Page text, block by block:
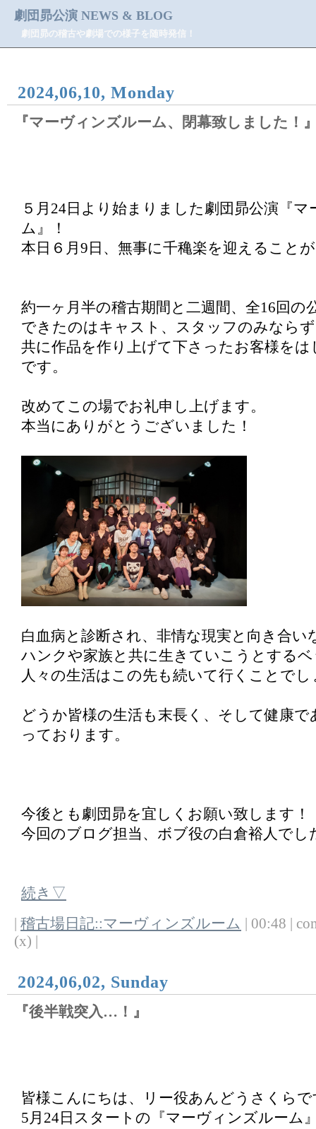
劇団昴公演 NEWS & BLOG
劇団昴の稽古や劇場での様子を随時発信！
2024,06,10, Monday
『マーヴィンズルーム、閉幕致しました！
５月24日より始まりました劇団昴公演『
ム』！
本日６月9日、無事に千穐楽を迎えること
約一ヶ月半の稽古期間と二週間、全16回の
できたのはキャスト、スタッフのみなら
共に作品を作り上げて下さったお客様を
です。
改めてこの場でお礼申し上げます。
本当にありがとうございました！
白血病と診断され、非情な現実と向き合い
ハンクや家族と共に生きていこうとする
人々の生活はこの先も続いて行くことでし
どうか皆様の生活も末長く、そして健康
っております。
今後とも劇団昴を宜しくお願い致します！
今回のブログ担当、ボブ役の白倉裕人でし
続き▽
稽古場日記::マーヴィンズルーム
| 00:48 |
(x) |
2024,06,02, Sunday
『後半戦突入…！』
皆様こんにちは、リー役あんどうさくらで
5月24日スタートの『マーヴィンズルーム